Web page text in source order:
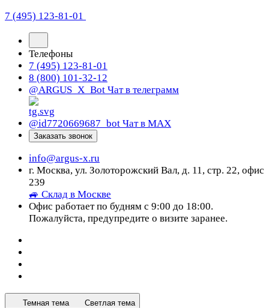
7 (495) 123-81-01
Телефоны
7 (495) 123-81-01
8 (800) 101-32-12
@ARGUS_X_Bot Чат в телеграмм
@id7720669687_bot Чат в МАХ
Заказать звонок
info@argus-x.ru
г. Москва, ул. Золоторожский Вал, д. 11, стр. 22, офис
239
🚙 Склад в Москве
Офис работает по будням с 9:00 до 18:00.
Пожалуйста, предупредите о визите заранее.
Темная тема Светлая тема